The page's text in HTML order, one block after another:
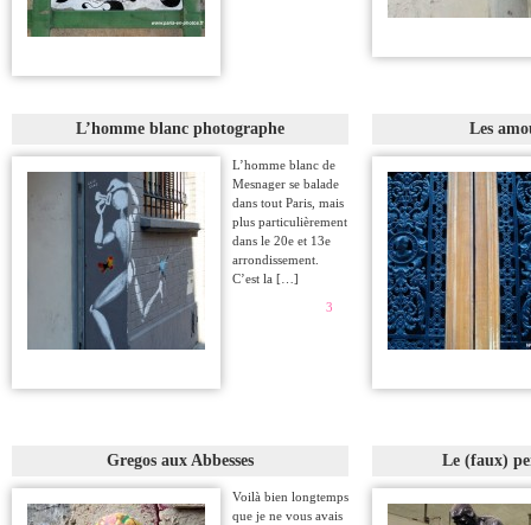
L’homme blanc photographe
L’homme blanc de
Mesnager se balade
dans tout Paris, mais
plus particulièrement
dans le 20e et 13e
arrondissement.
C’est la […]
3
Les
Gregos aux Abbesses
Voilà bien longtemps
que je ne vous avais
Le (faux)